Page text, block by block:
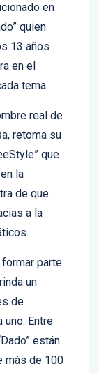
quien
13 años
en el
tema.
retoma su
que
la
de que
a la
un
de
Entre
están
más de 100
con El